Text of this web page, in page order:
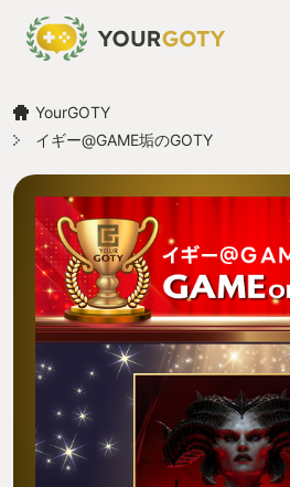
YourGOTY
イギー@GAME垢のGOTY